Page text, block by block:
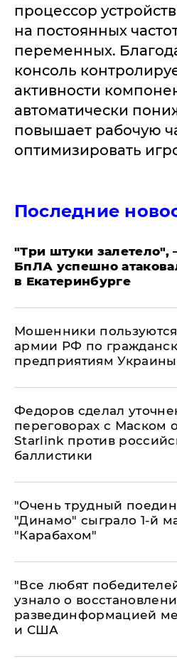
процессор
на постоянных
переменных.
консоль
активности
автоматически
повышает рабочую
оптимизировать
Последние
"Три штуки залетело",
БпЛА успешно
в Екатеринбурге
Мошенники
армии РФ по
предприятиям
Федоров сделал
переговорах с Маском
Starlink против
баллистики
"Очень трудный
"Динамо" сыграло 1-й
"Карабахом"
​"Все любят
узнало о
развединформацией
и США